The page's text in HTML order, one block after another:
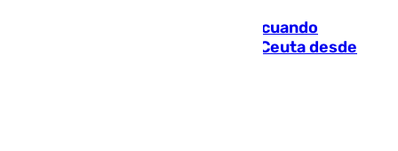
Fallece un joven tras caer al mar cuando
intentaba entrar en parapente a Ceuta desde